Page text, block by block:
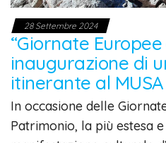
28 Settembre 2024
“Giornate
inaugurazione di
itinerante al MUSA
In occasione delle
Patrimonio, la più estesa